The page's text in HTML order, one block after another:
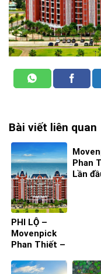
Bài viết liên quan
PHI LỘ –
Movenpick
Phan Thiết –
ta đến
Phan
Lần